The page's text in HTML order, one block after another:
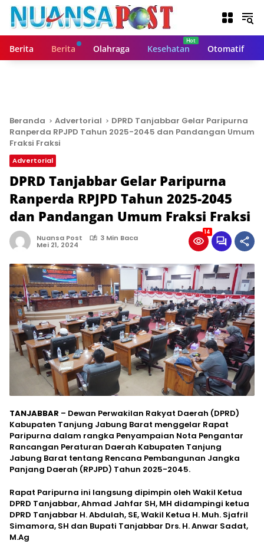
Berita Berita Olahraga Kesehatan Otomatif
Beranda Advertorial
DPRD Tanjabbar Gelar Paripurna
Ranperda RPJPD Tahun 2025-2045 dan Pandangan Umum
Fraksi Fraksi
Advertorial
DPRD Tanjabbar Gelar Paripurna
Ranperda RPJPD Tahun 2025-2045
dan Pandangan Umum Fraksi Fraksi
Nuansa Post 3 Min Baca
Mei 21, 2024
14
TANJABBAR – Dewan Perwakilan Rakyat Daerah (DPRD)
Kabupaten Tanjung Jabung Barat menggelar Rapat
Paripurna dalam rangka Penyampaian Nota Pengantar
Rancangan Peraturan Daerah Kabupaten Tanjung
Jabung Barat tentang Rencana Pembangunan Jangka
Panjang Daerah (RPJPD) Tahun 2025-2045.
Rapat Paripurna ini langsung dipimpin oleh Wakil Ketua
DPRD Tanjabbar, Ahmad Jahfar SH, MH didampingi ketua
DPRD Tanjabbar H. Abdulah, SE, Wakil Ketua H. Muh. Sjafril
Simamora, SH dan Bupati Tanjabbar Drs. H. Anwar Sadat,
M.Ag